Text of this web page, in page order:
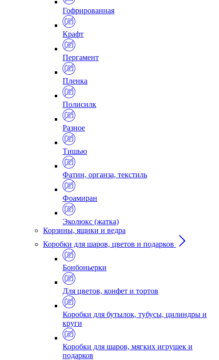
Гофрированная
Крафт
Пергамент
Пленка
Полисилк
Разное
Тишью
Фатин, органза, текстиль
Фоамиран
Эколюкс (жатка)
Корзины, ящики и ведра
Коробки для шаров, цветов и подарков
Бонбоньерки
Для цветов, конфет и тортов
Коробки для бутылок, тубусы, цилиндры и
круги
Коробки для шаров, мягких игрушек и
подарков